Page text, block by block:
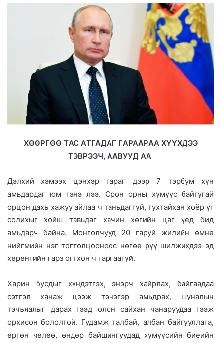
ХӨӨРГӨӨ TАС АTГАДAГ ГAРААРAA ХҮҮХДЭЭ
ТЭВРЭЭЧ, ААВУУД АА
Дэлхий хэмээх цэнхэр гараг дээр 7 тэрбум хүн
амьдардаг юм гэнэ лээ. Орон орны хүмүүс байтугай
орцон дахь хажуу айлаа ч таньдаггүй, тухтайхан хоёр үг
солихыг хойш тавьдаг хачин хөгийн цаг үед бид
амьдарч байна. Монголчууд 20 гаруй жилийн өмнө
нийгмийн нэг тогтолцооноос нөгөө рүү шилжихдээ эд
хөрөнгийн гарз огтхон ч гаргаагүй.
Харин бусдыг хүндэтгэх, энэрч хайрлах, байгаадаа
сэтгэл ханаж цээж тэнэгэр амьдрах, шуналын
тэчъяалыг дарах гээд олон сайхан чанаруудаа гээж
орхисон бололтой. Гудамж талбай, албан байгууллага,
өргөн чөлөө, өндөр байшингуудад хүмүүсийн биеийн